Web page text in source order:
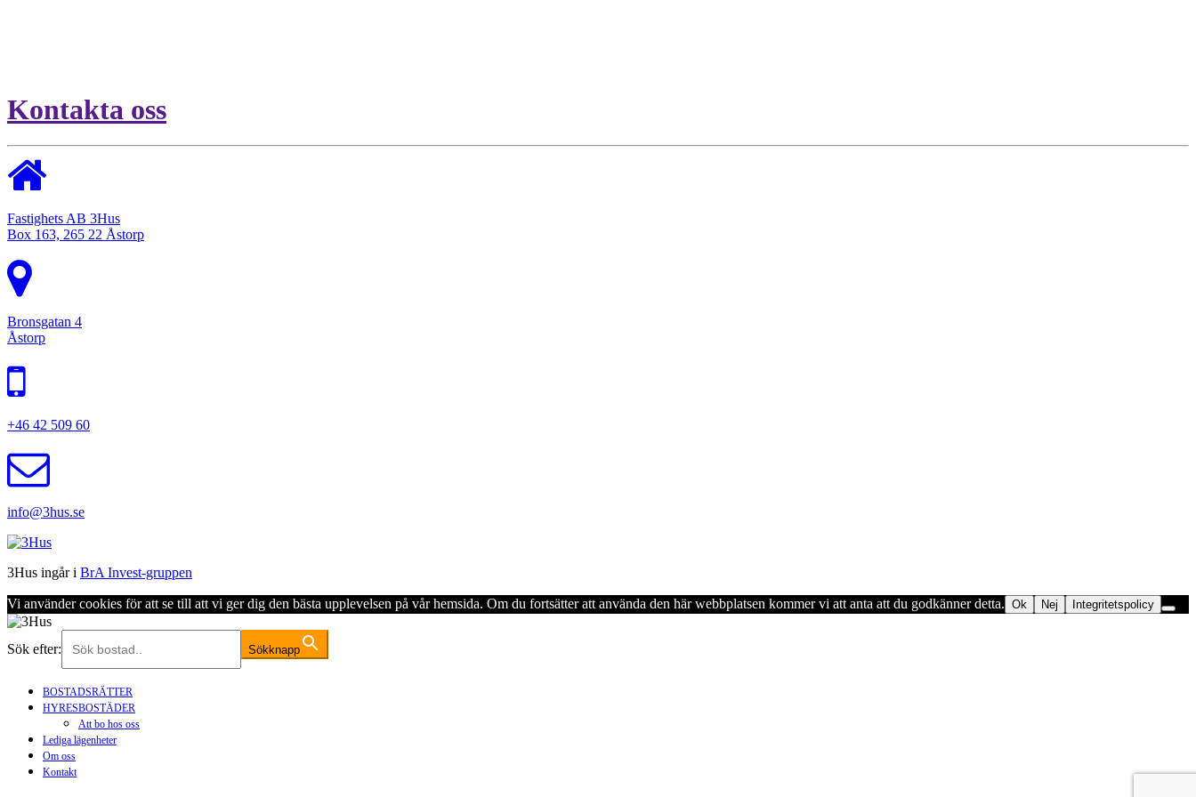
Kontakta oss
Fastighets AB 3Hus
Box 163, 265 22 Åstorp
Bronsgatan 4
Åstorp
+46 42 509 60
info@3hus.se
3Hus ingår i BrA Invest-gruppen
Vi använder cookies för att se till att vi ger dig den bästa upplevelsen på vår hemsida. Om du fortsätter att använda den här webbplatsen kommer vi att anta att du godkänner detta. Ok Nej Integritetspolicy
Sök efter: Sökknapp
BOSTADSRÄTTER
HYRESBOSTÄDER
Att bo hos oss
Lediga lägenheter
Om oss
Kontakt